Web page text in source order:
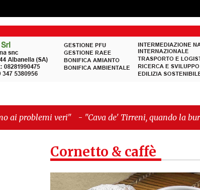
- "Cava de' Tirreni, quando la burocrazia dimentica
Cornetto & caffè